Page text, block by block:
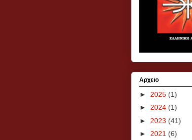
Αρχειο
► 2025 (1)
► 2024 (1)
► 2023 (41)
► 2021 (6)